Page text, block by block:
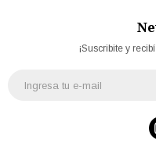
¡Suscribite y